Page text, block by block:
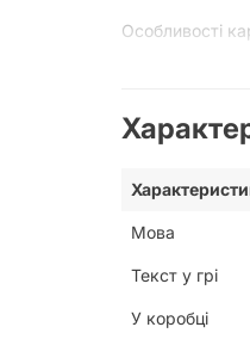
Особливості
Щільність
Матова
Мова
Текст у грі
У коробці